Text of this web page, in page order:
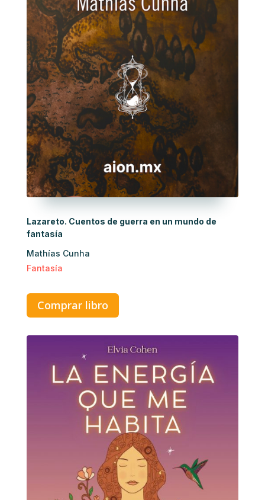
Lazareto. Cuentos de guerra en un mundo de
fantasía
Mathías Cunha
Fantasía
Comprar libro